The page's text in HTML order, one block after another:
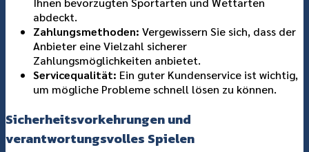
abdeckt.
Zahlungsmethoden: Vergewissern Sie sich, dass der
Anbieter eine Vielzahl sicherer
Zahlungsmöglichkeiten anbietet.
Servicequalität: Ein guter Kundenservice ist wichtig,
um mögliche Probleme schnell lösen zu können.
Sicherheitsvorkehrungen und
verantwortungsvolles Spielen